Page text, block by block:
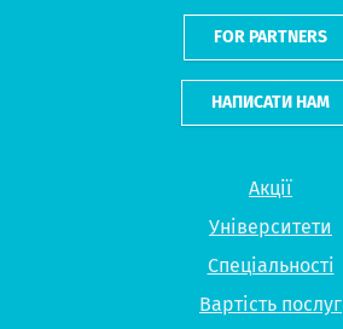
Акції
Університети
Спеціальності
Вартість послуг
FOR PARTNERS
НАПИСАТИ НАМ